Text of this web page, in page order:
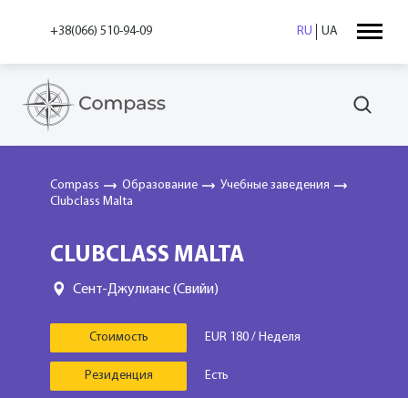
+38(066) 510-94-09 RU UA
Compass Образование
Учебные заведения
Clubclass Malta
CLUBCLASS MALTA
Сент-Джулианс (Свийи)
Стоимость EUR 180 / Неделя
Резиденция Есть